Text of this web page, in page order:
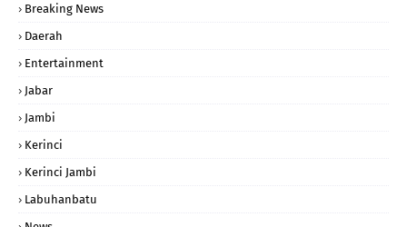
Breaking News
Daerah
Entertainment
Jabar
Jambi
Kerinci
Kerinci Jambi
Labuhanbatu